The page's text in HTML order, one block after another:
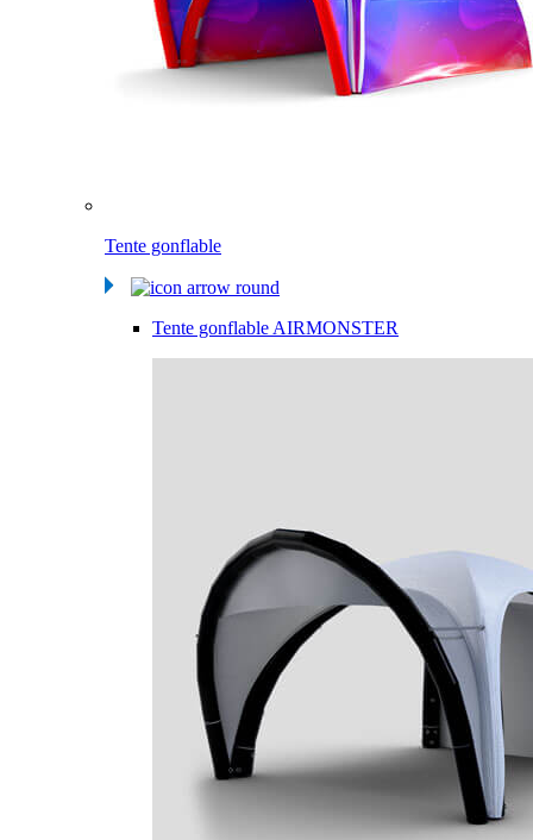
Tente gonflable
Tente gonflable AIRMONSTER